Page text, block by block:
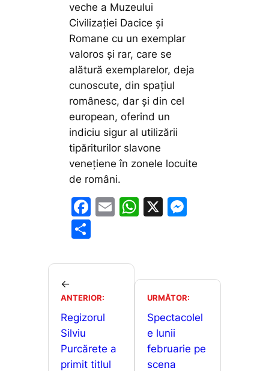
veche a Muzeului
Civilizației Dacice și
Romane cu un exemplar
valoros și rar, care se
alătură exemplarelor, deja
cunoscute, din spațiul
românesc, dar și din cel
european, oferind un
indiciu sigur al utilizării
tipăriturilor slavone
venețiene în zonele locuite
de români.
F
e
o
o
k
E
l
W
A
p
p
X
e
n
g
er
ta
a
z
ă
←
ANTERIOR:
Regizorul
Silviu
Purcărete a
primit titlul
URMĂTOR:
Spectacolel
e lunii
februarie pe
scena